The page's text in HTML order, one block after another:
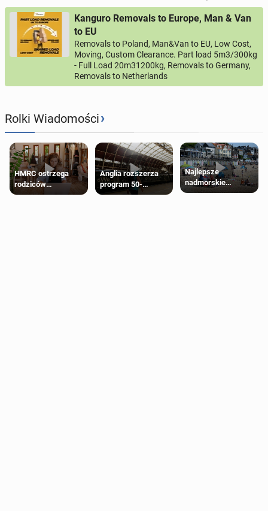
Kanguro Removals to Europe, Man & Van
to EU
Removals to Poland, Man&Van to EU, Low Cost,
Moving, Custom Clearance. Part load 5m3/300kg
- Full Load 20m31200kg, Removals to Germany,
Removals to Netherlands
Rolki Wiadomości›
HMRC ostrzega
rodziców
pobierających Child
Anglia rozszerza
program 50-
procentowych
Najlepsze
nadmorskie
miasteczko blisko